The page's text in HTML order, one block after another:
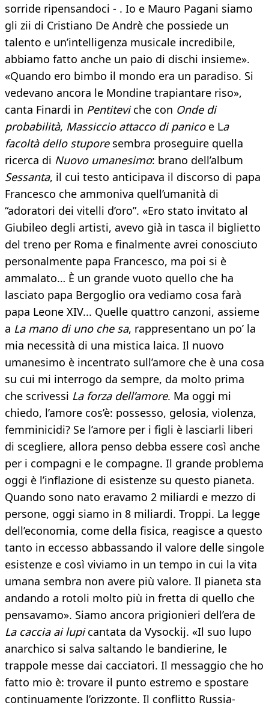
sorride ripensandoci - . Io e Mauro Pagani siamo
gli zii di Cristiano De Andrè che possiede un
talento e un’intelligenza musicale incredibile,
abbiamo fatto anche un paio di dischi insieme».
«Quando ero bimbo il mondo era un paradiso. Si
vedevano ancora le Mondine trapiantare riso»,
canta Finardi in Pentiteviche con Onde di
probabilità, Massiccio attacco di panicoe La
facoltà dello stuporesembra proseguire quella
ricerca di Nuovo umanesimo: brano dell’album
Sessanta, il cui testo anticipava il discorso di papa
Francesco che ammoniva quell’umanità di
“adoratori dei vitelli d’oro”. «Ero stato invitato al
Giubileo degli artisti, avevo già in tasca il biglietto
del treno per Roma e finalmente avrei conosciuto
personalmente papa Francesco, ma poi si è
ammalato… È un grande vuoto quello che ha
lasciato papa Bergoglio ora vediamo cosa farà
papa Leone XIV... Quelle quattro canzoni, assieme
a La mano di uno che sa, rappresentano un po’ la
mia necessità di una mistica laica. Il nuovo
umanesimo è incentrato sull’amore che è una cosa
su cui mi interrogo da sempre, da molto prima
che scrivessi La forza dell’amore. Ma oggi mi
chiedo, l’amore cos’è: possesso, gelosia, violenza,
femminicidi? Se l’amore per i figli è lasciarli liberi
di scegliere, allora penso debba essere così anche
per i compagni e le compagne. Il grande problema
oggi è l’inflazione di esistenze su questo pianeta.
Quando sono nato eravamo 2 miliardi e mezzo di
persone, oggi siamo in 8 miliardi. Troppi. La legge
dell’economia, come della fisica, reagisce a questo
tanto in eccesso abbassando il valore delle singole
esistenze e così viviamo in un tempo in cui la vita
umana sembra non avere più valore. Il pianeta sta
andando a rotoli molto più in fretta di quello che
pensavamo». Siamo ancora prigionieri dell’era de
La caccia ai lupicantata da Vysockij. «Il suo lupo
anarchico si salva saltando le bandierine, le
trappole messe dai cacciatori. Il messaggio che ho
fatto mio è: trovare il punto estremo e spostare
continuamente l’orizzonte. Il conflitto Russia-